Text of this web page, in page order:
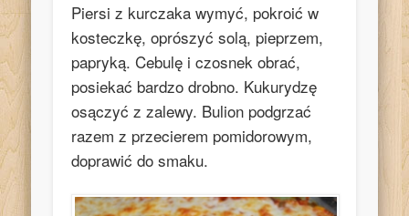
Piersi z kurczaka wymyć, pokroić w
kosteczkę, oprószyć solą, pieprzem,
papryką. Cebulę i czosnek obrać,
posiekać bardzo drobno. Kukurydzę
osączyć z zalewy. Bulion podgrzać
razem z przecierem pomidorowym,
doprawić do smaku.